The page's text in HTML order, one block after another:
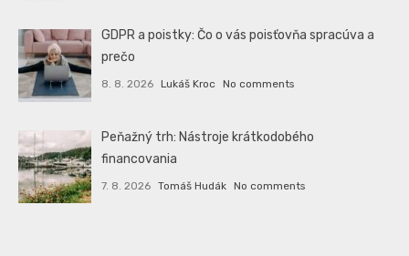
GDPR a poistky: Čo o vás poisťovňa spracúva a
prečo
8. 8. 2026 Lukáš Kroc No comments
Peňažný trh: Nástroje krátkodobého
financovania
7. 8. 2026 Tomáš Hudák No comments